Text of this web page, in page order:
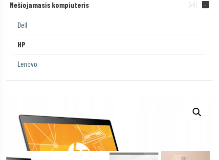
Nešiojamasis kompiuteris (48)
Dell
HP
Lenovo